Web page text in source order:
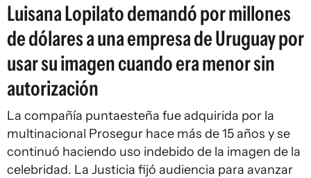
Luisana Lopilato demandó por millones
de dólares a una empresa de Uruguay por
usar su imagen cuando era menor sin
autorización
La compañía puntaesteña fue adquirida por la
multinacional Prosegur hace más de 15 años y se
continuó haciendo uso indebido de la imagen de la
celebridad. La Justicia fijó audiencia para avanzar